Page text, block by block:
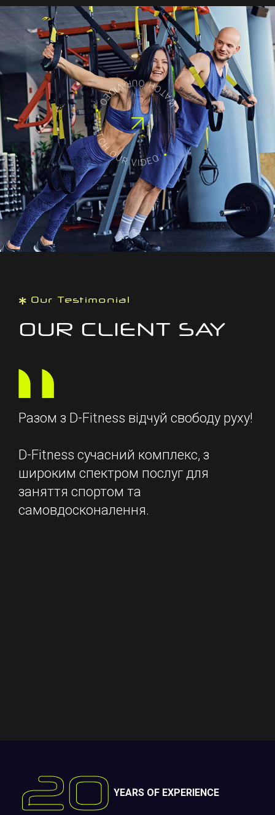
WATCH
OUR VIDEO
.
WATCH
OURVIDEO.
Our Testimonial
OUR CLIENT SAY
D-Fitness відчуй свободу руху!
сучасний комплекс, з
спектром послуг для
спортом та
Історія
20 YEARS OF EXPERIENCE